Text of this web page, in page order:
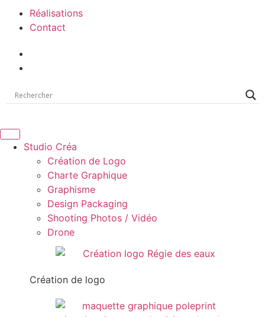
Réalisations
Contact
Studio Créa
Création de Logo
Charte Graphique
Graphisme
Design Packaging
Shooting Photos / Vidéo
Drone
Création de logo